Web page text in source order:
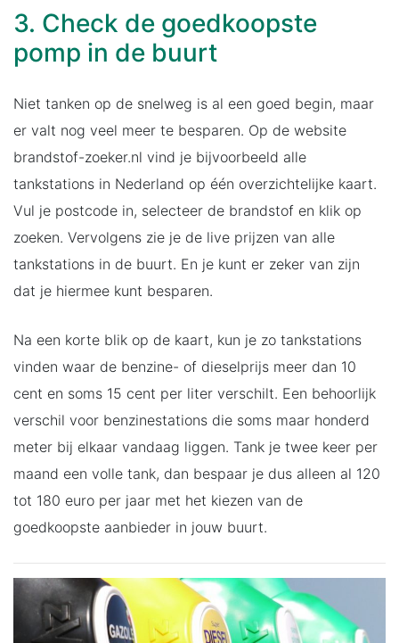
3. Check de goedkoopste
pomp in de buurt
Niet tanken op de snelweg is al een goed begin, maar
er valt nog veel meer te besparen. Op de website
brandstof-zoeker.nl vind je bijvoorbeeld alle
tankstations in Nederland op één overzichtelijke kaart.
Vul je postcode in, selecteer de brandstof en klik op
zoeken. Vervolgens zie je de live prijzen van alle
tankstations in de buurt. En je kunt er zeker van zijn
dat je hiermee kunt besparen.
Na een korte blik op de kaart, kun je zo tankstations
vinden waar de benzine- of dieselprijs meer dan 10
cent en soms 15 cent per liter verschilt. Een behoorlijk
verschil voor benzinestations die soms maar honderd
meter bij elkaar vandaag liggen. Tank je twee keer per
maand een volle tank, dan bespaar je dus alleen al 120
tot 180 euro per jaar met het kiezen van de
goedkoopste aanbieder in jouw buurt.